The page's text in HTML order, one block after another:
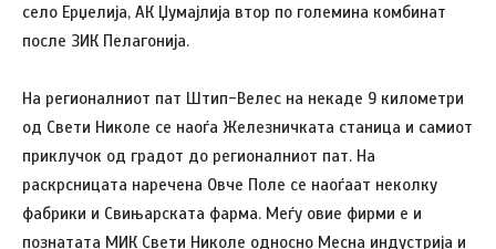
село Ерџелија, АК Џумајлија втор по големина комбинат
после ЗИК Пелагонија.
На регионалниот пат Штип-Велес на некаде 9 километри
од Свети Николе се наоѓа Железничката станица и самиот
приклучок од градот до регионалниот пат. На
раскрсницата наречена Овче Поле се наоѓаат неколку
фабрики и Свињарската фарма. Меѓу овие фирми е и
познатата МИК Свети Николе односно Месна индустрија и